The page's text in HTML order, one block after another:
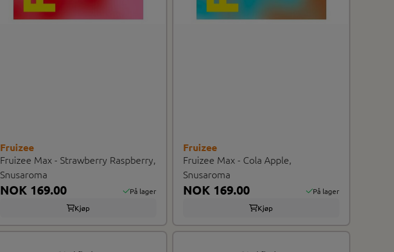
Fruizee
Fruizee Max - Strawberry Raspberry,
Snusaroma
NOK 169.00
På lager
Kjøp
Fruizee
Fruizee Max - Cola Apple,
Snusaroma
NOK 169.00
På lager
Kjøp